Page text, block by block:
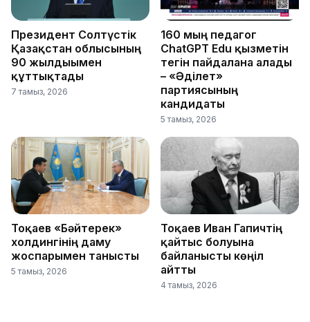
Президент Солтүстік
Қазақстан облысының
90 жылдығымен
құттықтады
7 тамыз, 2026
160 мың педагог
ChatGPT Edu қызметін
тегін пайдалана алады
– «Әділет»
партиясының
кандидаты
5 тамыз, 2026
Тоқаев «Бәйтерек»
холдингінің даму
жоспарымен танысты
5 тамыз, 2026
Тоқаев Иван Гапичтің
қайтыс болуына
байланысты көңіл
айтты
4 тамыз, 2026